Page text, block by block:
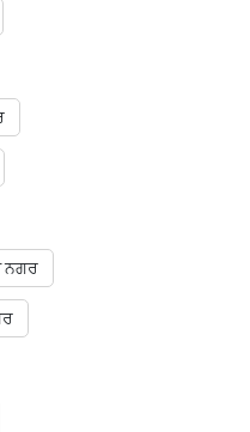
ਨਗਰ